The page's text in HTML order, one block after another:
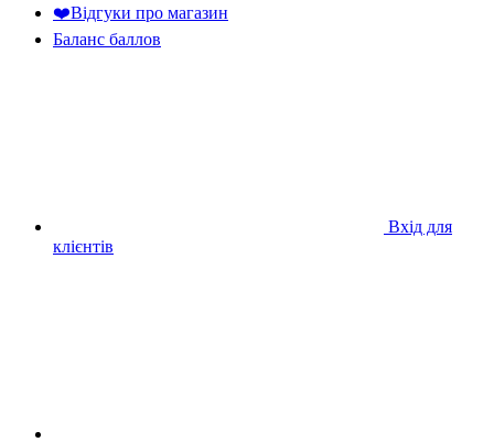
❤️Відгуки про магазин
Баланс баллов
Вхід для
клієнтів